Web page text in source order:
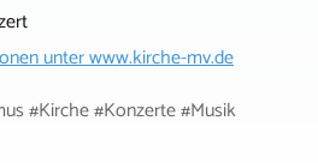
unterwww.kirche-mv.de
#Kirche #Konzerte #Musik